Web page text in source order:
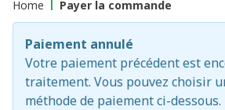
Home Payer la commande
Paiement annulé
Votre paiement précédent est
traitement. Vous pouvez choisir
méthode de paiement ci-dessous.